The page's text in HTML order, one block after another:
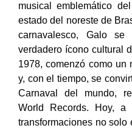
musical emblemático
estado del noreste de
carnavalesco, Galo
verdadero ícono cultural
1978, comenzó como un
y, con el tiempo, se
Carnaval del mundo,
World Records. Hoy,
transformaciones no solo